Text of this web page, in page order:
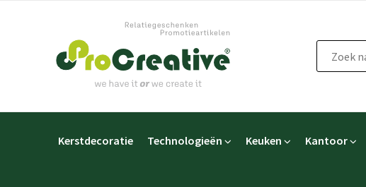
Kerstdecoratie Technologieën Keuken Kantoor